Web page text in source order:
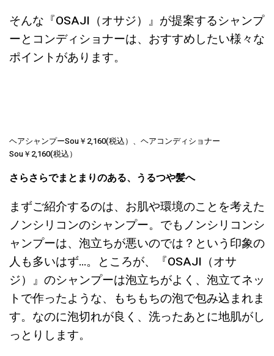
そんな『OSAJI（オサジ）』が提案するシャンプ
ーとコンディショナーは、おすすめしたい様々な
ポイントがあります。
ヘアシャンプーSou￥2,160(税込）、ヘアコンディショナー
Sou￥2,160(税込）
さらさらでまとまりのある、うるつや髪へ
まずご紹介するのは、お肌や環境のことを考えた
ノンシリコンのシャンプー。でもノンシリコンシ
ャンプーは、泡立ちが悪いのでは？という印象の
人も多いはず…。ところが、『OSAJI（オサ
ジ）』のシャンプーは泡立ちがよく、泡立てネッ
トで作ったような、もちもちの泡で包み込まれま
す。なのに泡切れが良く、洗ったあとに地肌がし
っとりします。